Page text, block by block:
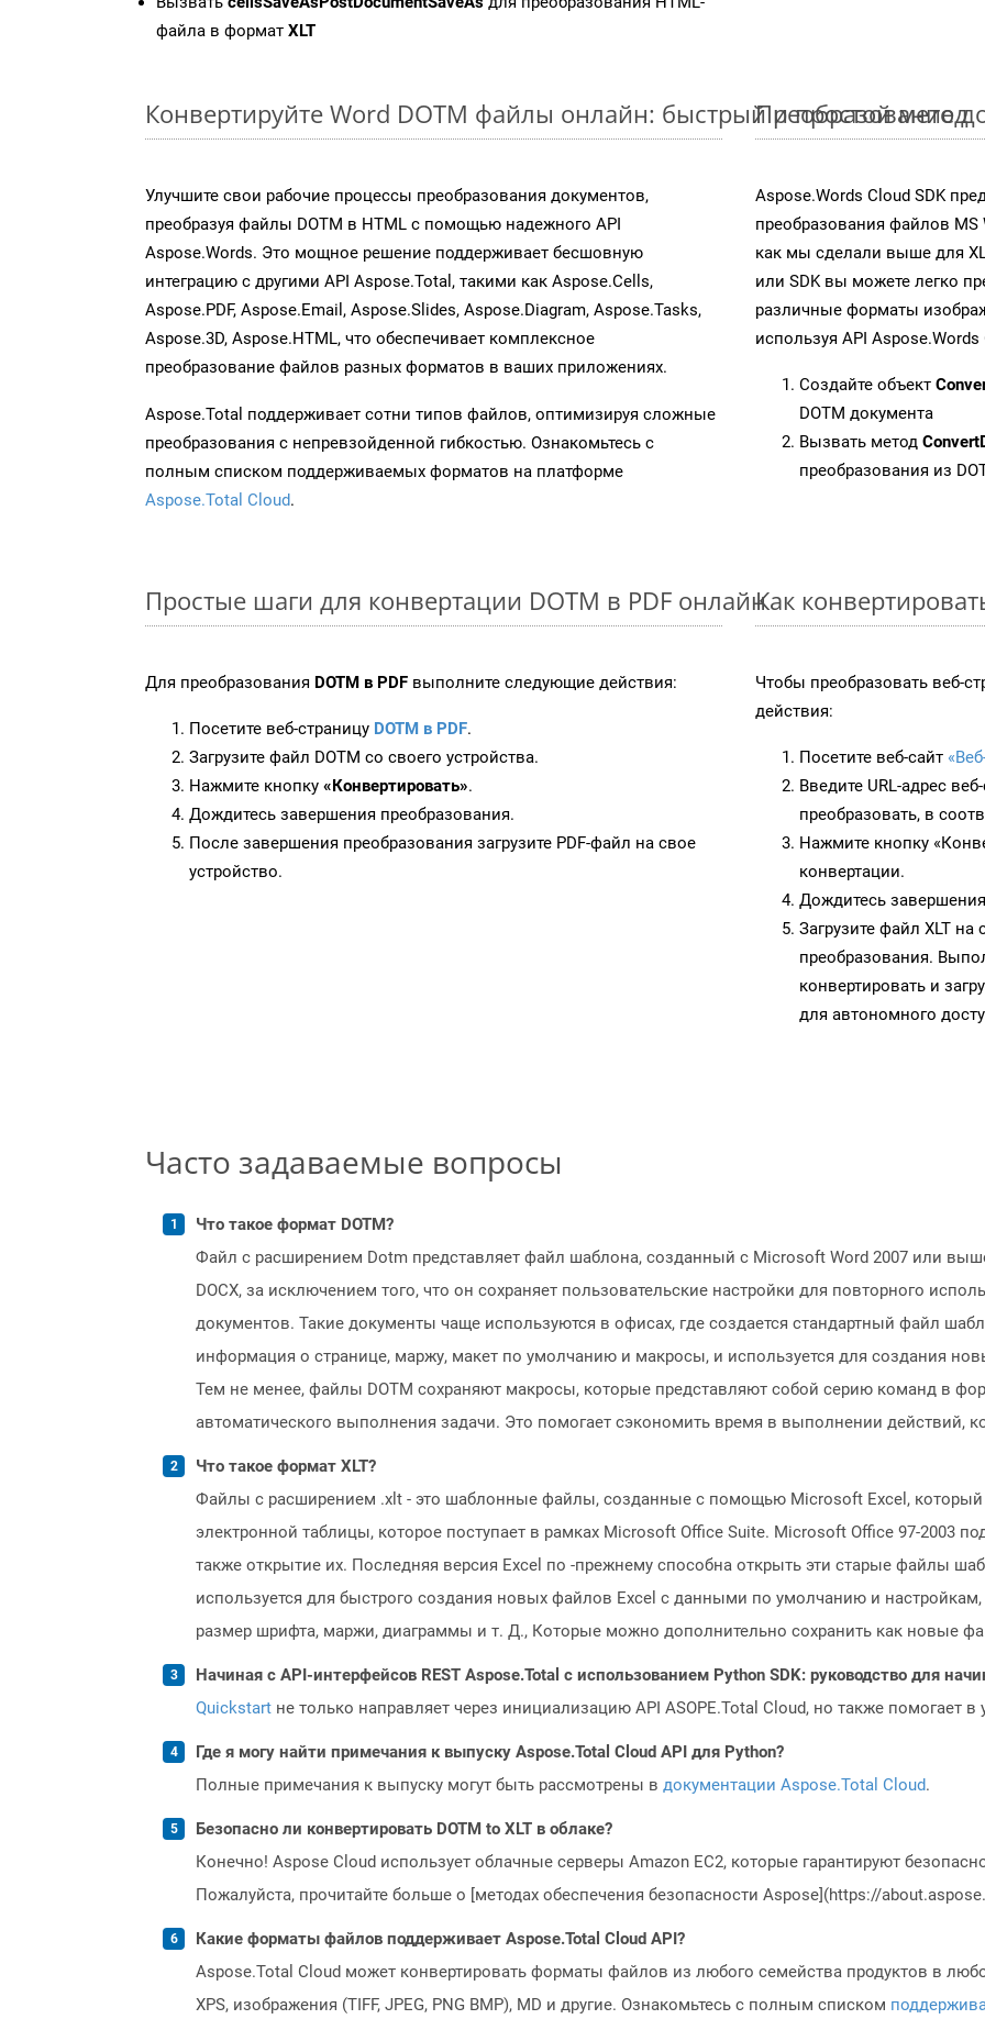
файла в формат XLT
Конвертируйте Word DOTM файлы онлайн: быстрый и простой метод
Улучшите свои рабочие процессы преобразования документов,
преобразуя файлы DOTM в HTML с помощью надежного API
Aspose.Words. Это мощное решение поддерживает бесшовную
интеграцию с другими API Aspose.Total, такими как Aspose.Cells,
Aspose.PDF, Aspose.Email, Aspose.Slides, Aspose.Diagram, Aspose.Tasks,
Aspose.3D, Aspose.HTML, что обеспечивает комплексное
преобразование файлов разных форматов в ваших приложениях.
Aspose.Total поддерживает сотни типов файлов, оптимизируя сложные
преобразования с непревзойденной гибкостью. Ознакомьтесь с
полным списком поддерживаемых форматов на платформе
Aspose.Total Cloud.
Преобразование
Aspose.Words Cloud SDK
преобразования файлов
как мы сделали выше для
или SDK вы можете легко
различные форматы
используя API Aspose.Words
Создайте объект
DOTM документа
Вызвать метод
преобразования из
Простые шаги для конвертации DOTM в PDF онлайн
Для преобразования DOTM в PDF выполните следующие действия:
Посетите веб-страницу DOTM в PDF.
Загрузите файл DOTM со своего устройства.
Нажмите кнопку «Конвертировать».
Дождитесь завершения преобразования.
После завершения преобразования загрузите PDF-файл на свое
устройство.
Как
Чтобы преобразовать веб-
действия:
Посетите веб-сайт
Введите URL-адрес
преобразовать, в
Нажмите кнопку
конвертации.
Дождитесь
Загрузите файл XLT
преобразования.
конвертировать и
для автономного
Часто задаваемые вопросы
Что такое формат DOTM?
Файл с расширением Dotm представляет файл шаблона, созданный с Microsoft Word 2007 или
DOCX, за исключением того, что он сохраняет пользовательские настройки для повторного
документов. Такие документы чаще используются в офисах, где создается стандартный файл
информация о странице, маржу, макет по умолчанию и макросы, и используется для создания
Тем не менее, файлы DOTM сохраняют макросы, которые представляют собой серию команд в
автоматического выполнения задачи. Это помогает сэкономить время в выполнении действий,
Что такое формат XLT?
Файлы с расширением .xlt - это шаблонные файлы, созданные с помощью Microsoft Excel, который
электронной таблицы, которое поступает в рамках Microsoft Office Suite. Microsoft Office 97-2003
также открытие их. Последняя версия Excel по -прежнему способна открыть эти старые файлы
используется для быстрого создания новых файлов Excel с данными по умолчанию и
размер шрифта, маржи, диаграммы и т. Д., Которые можно дополнительно сохранить как новые
Начиная с API-интерфейсов REST Aspose.Total с использованием Python SDK: руководство для
Quickstart не только направляет через инициализацию API ASOPE.Total Cloud, но также помогает
Где я могу найти примечания к выпуску Aspose.Total Cloud API для Python?
Полные примечания к выпуску могут быть рассмотрены в документации Aspose.Total Cloud.
Безопасно ли конвертировать DOTM to XLT в облаке?
Конечно! Aspose Cloud использует облачные серверы Amazon EC2, которые гарантируют
Пожалуйста, прочитайте больше о [методах обеспечения безопасности Aspose](https://
Какие форматы файлов поддерживает Aspose.Total Cloud API?
Aspose.Total Cloud может конвертировать форматы файлов из любого семейства продуктов в
XPS, изображения (TIFF, JPEG, PNG BMP), MD и другие. Ознакомьтесь с полным списком